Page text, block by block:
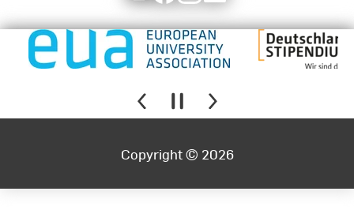
Copyright © 2026